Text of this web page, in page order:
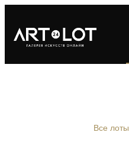
Все лоты